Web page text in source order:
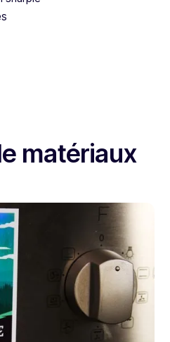
matériaux